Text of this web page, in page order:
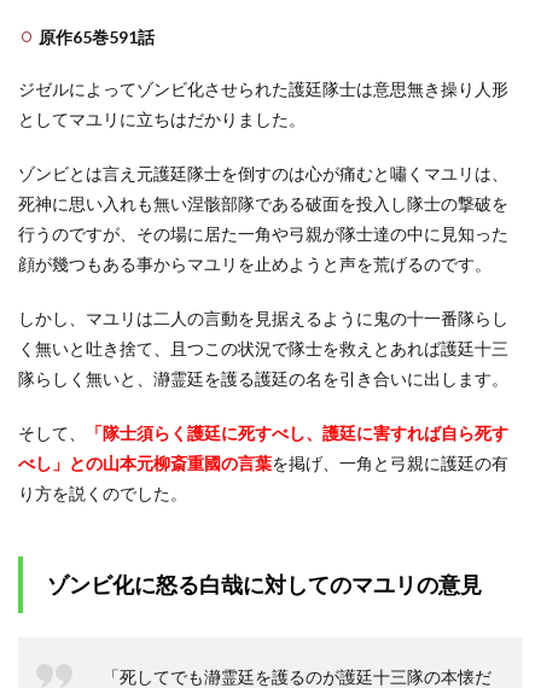
原作65巻591話
ジゼルによってゾンビ化させられた護廷隊士は意思無き操り人形
としてマユリに立ちはだかりました。
ゾンビとは言え元護廷隊士を倒すのは心が痛むと嘯くマユリは、
死神に思い入れも無い涅骸部隊である破面を投入し隊士の撃破を
行うのですが、その場に居た一角や弓親が隊士達の中に見知った
顔が幾つもある事からマユリを止めようと声を荒げるのです。
しかし、マユリは二人の言動を見据えるように鬼の十一番隊らし
く無いと吐き捨て、且つこの状況で隊士を救えとあれば護廷十三
隊らしく無いと、瀞霊廷を護る護廷の名を引き合いに出します。
そして、
「隊士須らく護廷に死すべし、護廷に害すれば自ら死す
べし」との山本元柳斎重國の言葉を掲げ、一角と弓親に護廷の有
り方を説くのでした。
ゾンビ化に怒る白哉に対してのマユリの意見
「死してでも瀞霊廷を護るのが護廷十三隊の本懐だ